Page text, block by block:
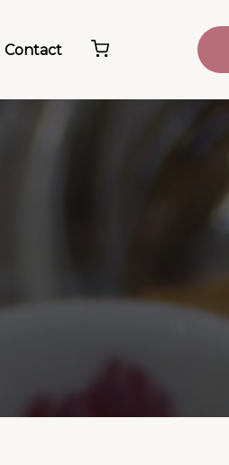
Contact